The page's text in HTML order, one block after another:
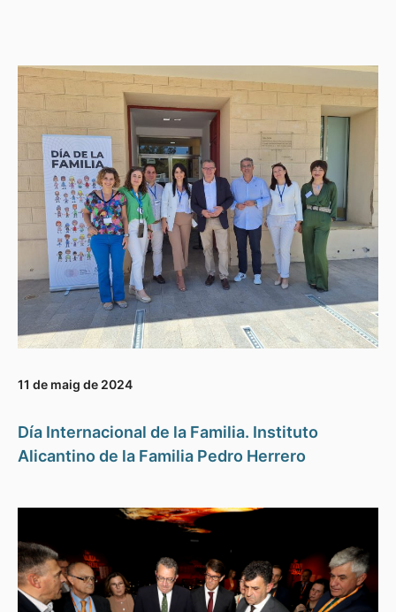
11 de maig de 2024
Día Internacional de la Familia. Instituto
Alicantino de la Familia Pedro Herrero